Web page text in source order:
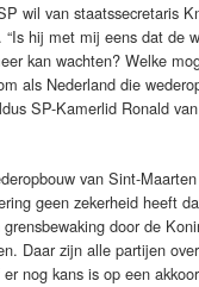
wil van staatssecretaris
hij met mij eens dat de
kan wachten? Welke
als Nederland die
SP-Kamerlid Ronald
van Sint-
geen zekerheid heeft
door de
Daar zijn alle partijen
nog kans is op een